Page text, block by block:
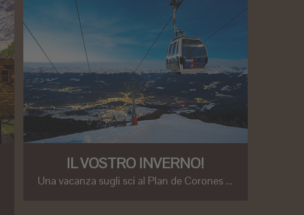
IL VOSTRO INVERNO!
Una vacanza sugli sci al Plan de Corones ...